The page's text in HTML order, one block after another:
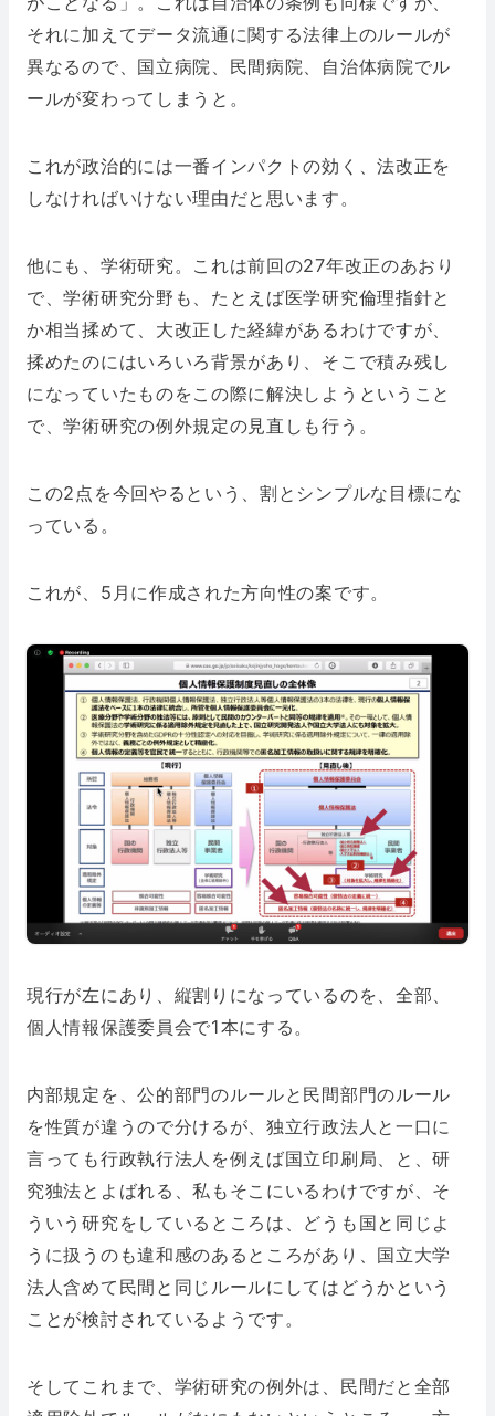
それに加えてデータ流通に関する法律上のルールが
異なるので、国立病院、民間病院、自治体病院でル
ールが変わってしまうと。
これが政治的には一番インパクトの効く、法改正を
しなければいけない理由だと思います。
他にも、学術研究。これは前回の27年改正のあおり
で、学術研究分野も、たとえば医学研究倫理指針と
か相当揉めて、大改正した経緯があるわけですが、
揉めたのにはいろいろ背景があり、そこで積み残し
になっていたものをこの際に解決しようということ
で、学術研究の例外規定の見直しも行う。
この2点を今回やるという、割とシンプルな目標にな
っている。
これが、5月に作成された方向性の案です。
現行が左にあり、縦割りになっているのを、全部、
個人情報保護委員会で1本にする。
内部規定を、公的部門のルールと民間部門のルール
を性質が違うので分けるが、独立行政法人と一口に
言っても行政執行法人を例えば国立印刷局、と、研
究独法とよばれる、私もそこにいるわけですが、そ
ういう研究をしているところは、どうも国と同じよ
うに扱うのも違和感のあるところがあり、国立大学
法人含めて民間と同じルールにしてはどうかという
ことが検討されているようです。
そしてこれまで、学術研究の例外は、民間だと全部